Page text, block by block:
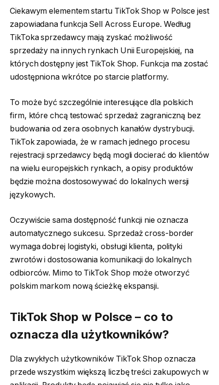
Ciekawym elementem startu TikTok Shop w Polsce jest
zapowiadana funkcja Sell Across Europe. Według
TikToka sprzedawcy mają zyskać możliwość
sprzedaży na innych rynkach Unii Europejskiej, na
których dostępny jest TikTok Shop. Funkcja ma zostać
udostępniona wkrótce po starcie platformy.
To może być szczególnie interesujące dla polskich
firm, które chcą testować sprzedaż zagraniczną bez
budowania od zera osobnych kanałów dystrybucji.
TikTok zapowiada, że w ramach jednego procesu
rejestracji sprzedawcy będą mogli docierać do klientów
na wielu europejskich rynkach, a opisy produktów
będzie można dostosowywać do lokalnych wersji
językowych.
Oczywiście sama dostępność funkcji nie oznacza
automatycznego sukcesu. Sprzedaż cross-border
wymaga dobrej logistyki, obsługi klienta, polityki
zwrotów i dostosowania komunikacji do lokalnych
odbiorców. Mimo to TikTok Shop może otworzyć
polskim markom nową ścieżkę ekspansji.
TikTok Shop w Polsce – co to
oznacza dla użytkowników?
Dla zwykłych użytkowników TikTok Shop oznacza
przede wszystkim większą liczbę treści zakupowych w